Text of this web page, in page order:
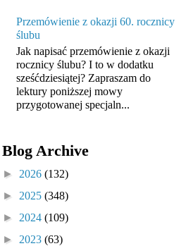
Przemówienie z okazji 60. rocznicy
ślubu
Jak napisać przemówienie z okazji
rocznicy ślubu? I to w dodatku
sześćdziesiątej? Zapraszam do
lektury poniższej mowy
przygotowanej specjaln...
Blog Archive
► 2026 (132)
► 2025 (348)
► 2024 (109)
► 2023 (63)